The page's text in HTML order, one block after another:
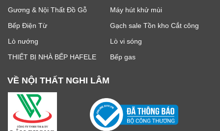
Gương & Nội Thất Đồ Gỗ
Máy hút khử mùi
Bếp Điện Từ
Gạch sale Tồn kho Cắt công
Lò nướng
Lò vi sóng
THIẾT BỊ NHÀ BẾP HAFELE
Bếp gas
VỀ NỘI THẤT NGHI LÂM